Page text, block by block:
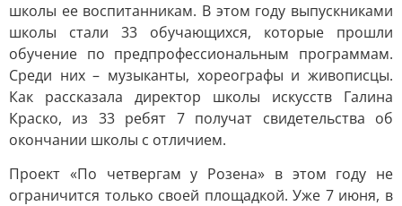
школы ее воспитанникам. В этом году выпускниками
школы стали 33 обучающихся, которые прошли
обучение по предпрофессиональным программам.
Среди них – музыканты, хореографы и живописцы.
Как рассказала директор школы искусств Галина
Краско, из 33 ребят 7 получат свидетельства об
окончании школы с отличием.
Проект «По четвергам у Розена» в этом году не
ограничится только своей площадкой. Уже 7 июня, в